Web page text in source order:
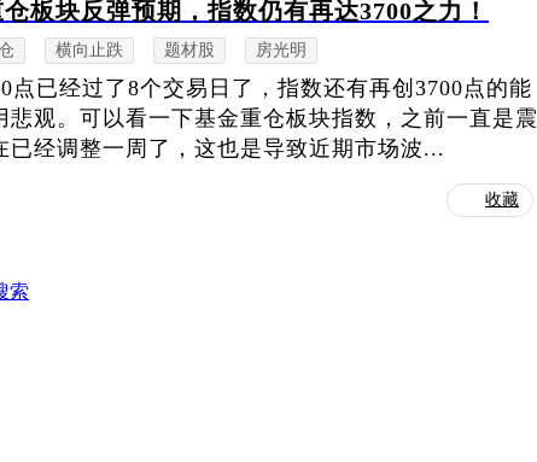
板块反弹预期，指数仍有再达3700之力！
横向止跌 题材股 房光明
点已经过了8个交易日了，指数还有再创3700点的能
悲观。可以看一下基金重仓板块指数，之前一直是震
已经调整一周了，这也是导致近期市场波...
收藏
索